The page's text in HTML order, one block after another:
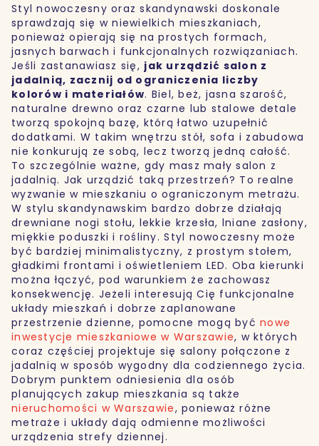
Styl nowoczesny oraz skandynawski doskonale
sprawdzają się w niewielkich mieszkaniach,
ponieważ opierają się na prostych formach,
jasnych barwach i funkcjonalnych rozwiązaniach.
Jeśli zastanawiasz się, jak urządzić salon z
jadalnią, zacznij od ograniczenia liczby
kolorów i materiałów. Biel, beż, jasna szarość,
naturalne drewno oraz czarne lub stalowe detale
tworzą spokojną bazę, którą łatwo uzupełnić
dodatkami. W takim wnętrzu stół, sofa i zabudowa
nie konkurują ze sobą, lecz tworzą jedną całość.
To szczególnie ważne, gdy masz mały salon z
jadalnią. Jak urządzić taką przestrzeń? To realne
wyzwanie w mieszkaniu o ograniczonym metrażu.
W stylu skandynawskim bardzo dobrze działają
drewniane nogi stołu, lekkie krzesła, lniane zasłony,
miękkie poduszki i rośliny. Styl nowoczesny może
być bardziej minimalistyczny, z prostym stołem,
gładkimi frontami i oświetleniem LED. Oba kierunki
można łączyć, pod warunkiem że zachowasz
konsekwencję. Jeżeli interesują Cię funkcjonalne
układy mieszkań i dobrze zaplanowane
przestrzenie dzienne, pomocne mogą byćnowe
inwestycje mieszkaniowe w Warszawie, w których
coraz częściej projektuje się salony połączone z
jadalnią w sposób wygodny dla codziennego życia.
Dobrym punktem odniesienia dla osób
planujących zakup mieszkania są także
nieruchomości w Warszawie, ponieważ różne
metraże i układy dają odmienne możliwości
urządzenia strefy dziennej.